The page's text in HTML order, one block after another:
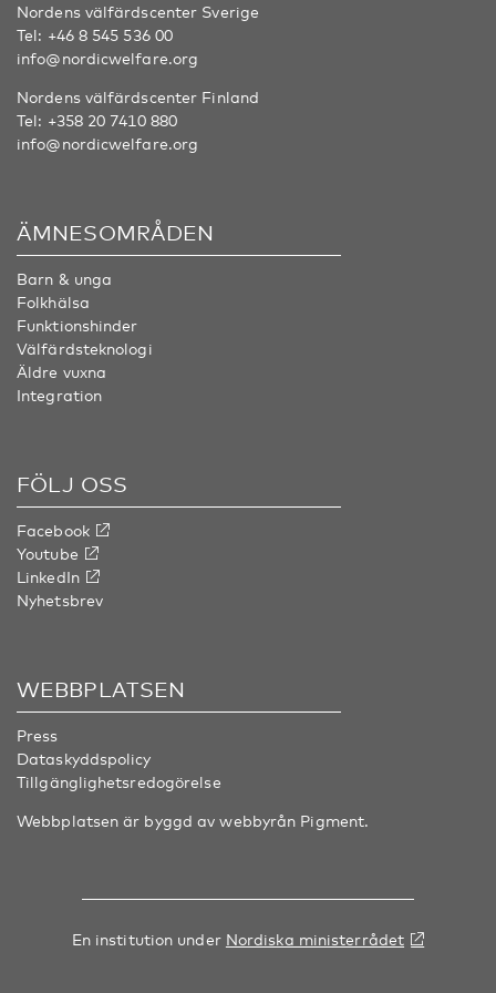
Nordens välfärdscenter Sverige
Tel: +46 8 545 536 00
info@nordicwelfare.org
Nordens välfärdscenter Finland
Tel: +358 20 7410 880
info@nordicwelfare.org
ÄMNESOMRÅDEN
Barn & unga
Folkhälsa
Funktionshinder
Välfärdsteknologi
Äldre vuxna
Integration
FÖLJ OSS
Facebook
Youtube
LinkedIn
Nyhetsbrev
WEBBPLATSEN
Press
Dataskyddspolicy
Tillgänglighetsredogörelse
Webbplatsen är byggd av webbyrån Pigment.
En institution under Nordiska ministerrådet